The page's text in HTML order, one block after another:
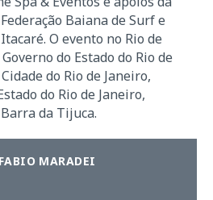
Baiana de Surf e
O evento no Rio de
do Estado do Rio de
do Rio de Janeiro,
do Rio de Janeiro,
da Tijuca.
FABIO MARADEI